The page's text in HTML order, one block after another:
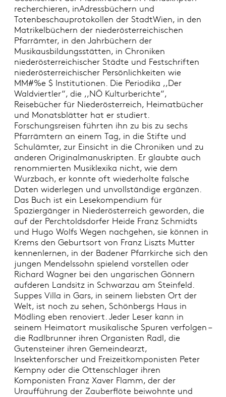
recherchieren, inAdressbüchern und
Totenbeschauprotokollen der StadtWien, in den
Matrikelbüchern der niederösterreichischen
Pfarrämter, in den Jahrbüchern der
Musikausbildungsstätten, in Chroniken
niederösterreichischer Städte und Festschriften
niederösterreichischer Persönlichkeiten wie
MM#%e $ Institutionen. Die Periodika ,,Der
Waldviertler“, die ,,NÖ Kulturberichte“,
Reisebücher für Niederösterreich, Heimatbücher
und Monatsblätter hat er studiert.
Forschungsreisen führten ihn zu bis zu sechs
Pfarrämtern an einem Tag, in die Stifte und
Schulämter, zur Einsicht in die Chroniken und zu
anderen Originalmanuskripten. Er glaubte auch
renommierten Musiklexika nicht, wie dem
Wurzbach, er konnte oft wiederholte falsche
Daten widerlegen und unvollständige ergänzen.
Das Buch ist ein Lesekompendium für
Spaziergänger in Niederösterreich geworden, die
auf der Perchtoldsdorfer Heide Franz Schmidts
und Hugo Wolfs Wegen nachgehen, sie können in
Krems den Geburtsort von Franz Liszts Mutter
kennenlernen, in der Badener Pfarrkirche sich den
jungen Mendelssohn spielend vorstellen oder
Richard Wagner bei den ungarischen Gönnern
aufderen Landsitz in Schwarzau am Steinfeld.
Suppes Villa in Gars, in seinem liebsten Ort der
Welt, ist noch zu sehen, Schönbergs Haus in
Mödling eben renoviert. Jeder Leser kann in
seinem Heimatort musikalische Spuren verfolgen –
die Radlbrunner ihren Organisten Radl, die
Gutensteiner ihren Gemeindearzt,
Insektenforscher und Freizeitkomponisten Peter
Kempny oder die Ottenschlager ihren
Komponisten Franz Xaver Flamm, der der
Uraufführung der Zauberflöte beiwohnte und